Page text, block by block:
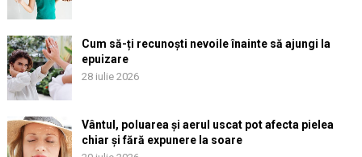
Cum să-ți recunoști nevoile înainte să ajungi la
epuizare
28 iulie 2026
Vântul, poluarea și aerul uscat pot afecta pielea
chiar și fără expunere la soare